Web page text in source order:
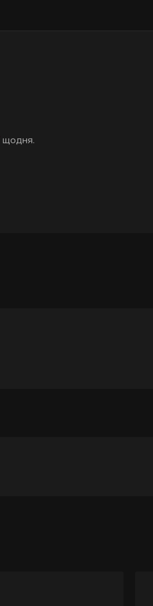
щодня.